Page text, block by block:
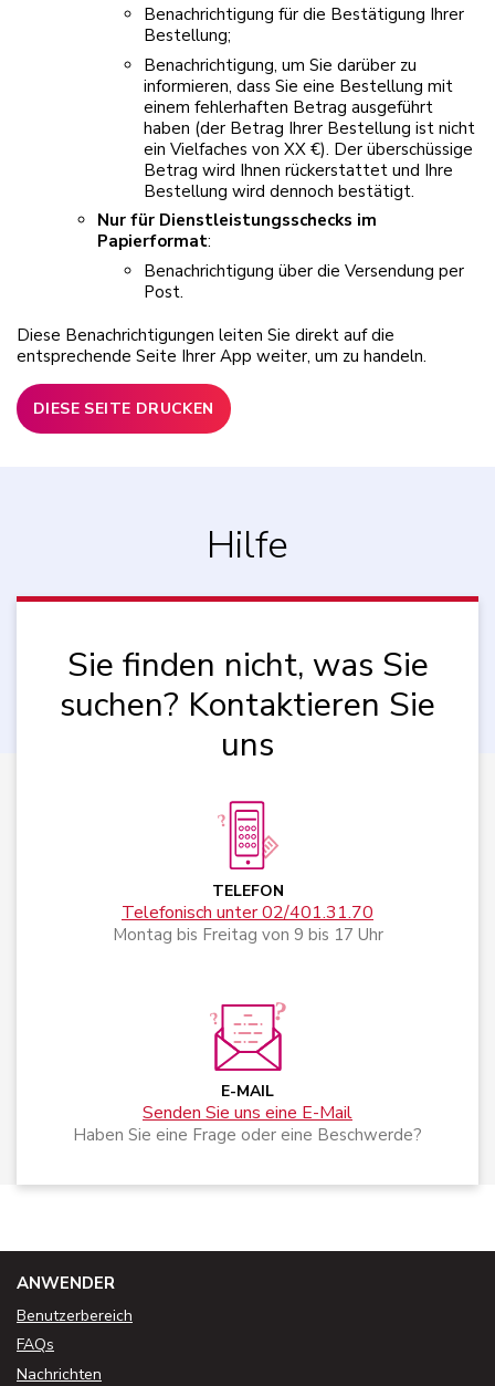
Benachrichtigung für die Bestätigung Ihrer
Bestellung;
Benachrichtigung, um Sie darüber zu
informieren, dass Sie eine Bestellung mit
einem fehlerhaften Betrag ausgeführt
haben (der Betrag Ihrer Bestellung ist nicht
ein Vielfaches von XX €). Der überschüssige
Betrag wird Ihnen rückerstattet und Ihre
Bestellung wird dennoch bestätigt.
Nur für Dienstleistungsschecks im
Papierformat:
Benachrichtigung über die Versendung per
Post.
Diese Benachrichtigungen leiten Sie direkt auf die
entsprechende Seite Ihrer App weiter, um zu handeln.
DIESE SEITE DRUCKEN
Hilfe
Sie finden nicht, was Sie
suchen? Kontaktieren Sie
uns
TELEFON
Telefonisch unter 02/401.31.70
Montag bis Freitag von 9 bis 17 Uhr
E-MAIL
Senden Sie uns eine E-Mail
Haben Sie eine Frage oder eine Beschwerde?
ANWENDER
Benutzerbereich
FAQs
Nachrichten